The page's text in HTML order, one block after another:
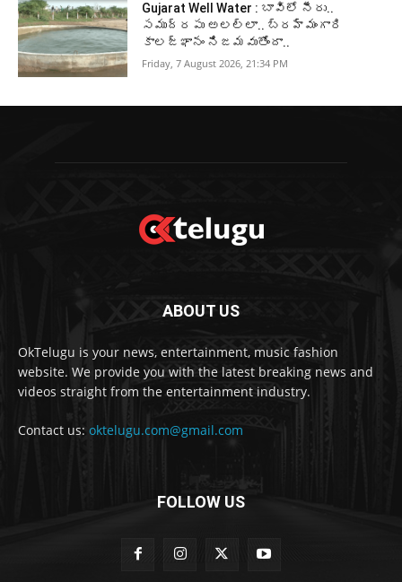
Gujarat Well Water : బావిలో నీరు..
సముద్రపు అలల్లా.. బ్రహ్మంగారి
కాలజ్ఞానం నిజమవుతోందా..
Friday, 7 August 2026, 21:34 PM
ABOUT US
OkTelugu is your news, entertainment, music fashion
website. We provide you with the latest breaking news and
videos straight from the entertainment industry.
Contact us: oktelugu.com@gmail.com
FOLLOW US